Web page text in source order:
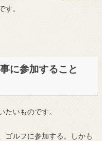
す。
に参加すること
いものです。
ゴルフに参加する。しかも